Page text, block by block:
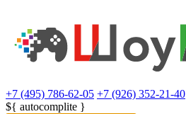
+7 (495) 786-62-05 +7 (926) 352-21-40
${ autocomplite }